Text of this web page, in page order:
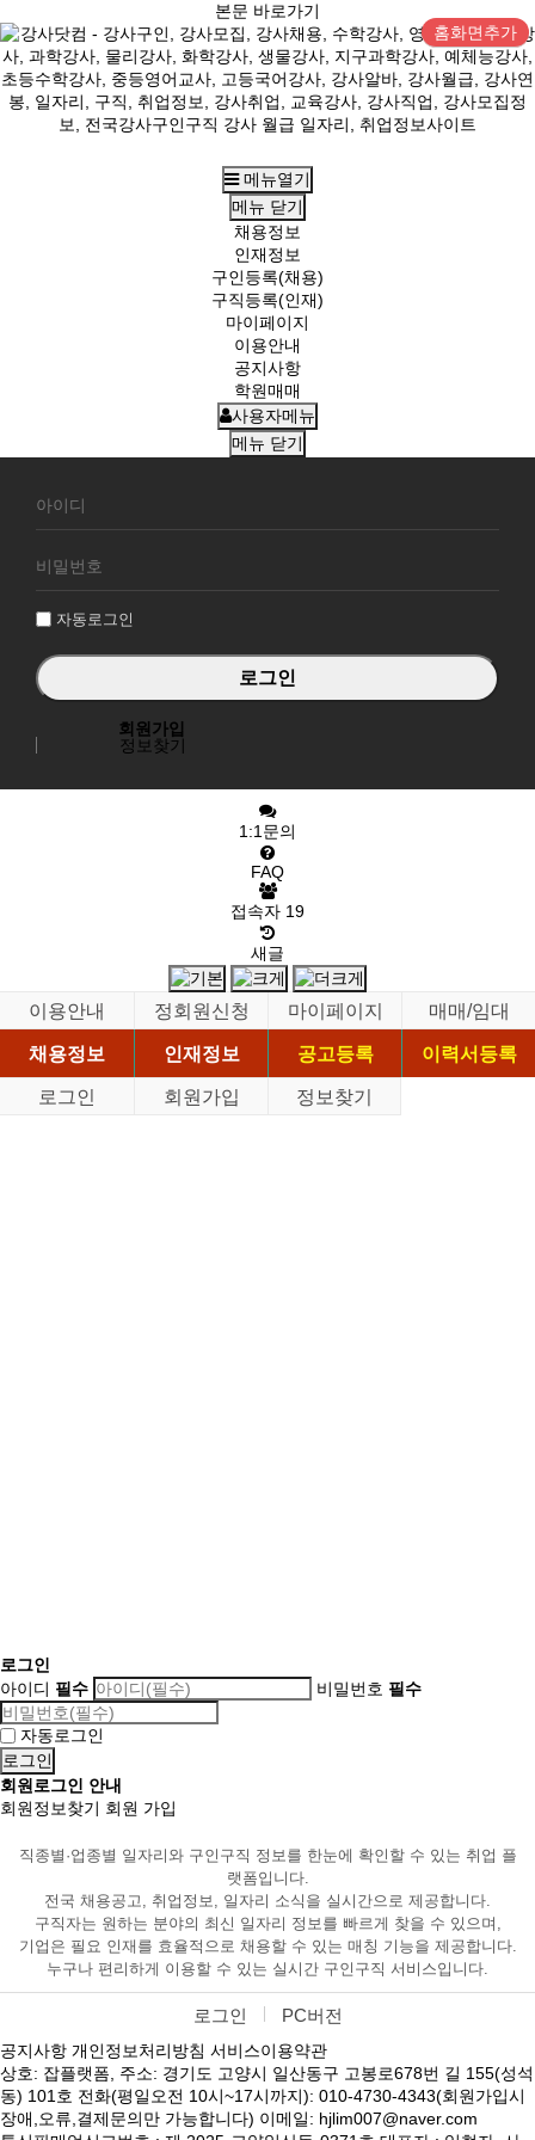
본문 바로가기
홈화면추가
메뉴열기
메뉴 닫기
채용정보
인재정보
구인등록(채용)
구직등록(인재)
마이페이지
이용안내
공지사항
학원매매
사용자메뉴
메뉴 닫기
원
그
자동로그인
회원가입
정보찾기
1:1문의
FAQ
접속자 19
새글
이용안내 정회원신청 마이페이지
매매/임대
채용정보
인재정보 공고등록
이력서등록
로그인
회원가입 정보찾기
로그인
아이디 필수 비밀번호 필수
자동로그인
회원로그인 안내
회원정보찾기 회원 가입
직종별·업종별 일자리와 구인구직 정보를 한눈에 확인할 수 있는 취업 플
랫폼입니다.
전국 채용공고, 취업정보, 일자리 소식을 실시간으로 제공합니다.
구직자는 원하는 분야의 최신 일자리 정보를 빠르게 찾을 수 있으며,
기업은 필요 인재를 효율적으로 채용할 수 있는 매칭 기능을 제공합니다.
누구나 편리하게 이용할 수 있는 실시간 구인구직 서비스입니다.
로그인 PC버전
공지사항 개인정보처리방침 서비스이용약관
상호: 잡플랫폼, 주소: 경기도 고양시 일산동구 고봉로678번 길 155(성석
동) 101호 전화(평일오전 10시~17시까지): 010-4730-4343(회원가입시
장애,오류,결제문의만 가능합니다) 이메일: hjlim007@naver.com